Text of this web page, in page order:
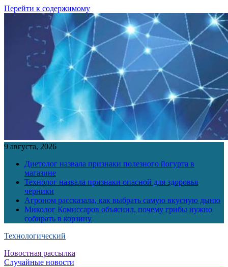
Перейти к содержимому
9 августа, 2026
Диетолог назвала признаки полезного йогурта в
магазине
Технолог назвала признаки опасной для здоровья
черники
Агроном рассказала, как выбрать самую вкусную дыню
Миколог Комиссаров объяснил, почему грибы нужно
собирать в корзину
Технологический
Новостная рассылка
Случайные новости